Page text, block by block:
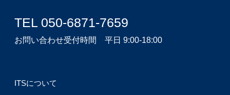
TEL 050-6871-7659
お問い合わせ受付時間 平日 9:00-18:00
ITSについて